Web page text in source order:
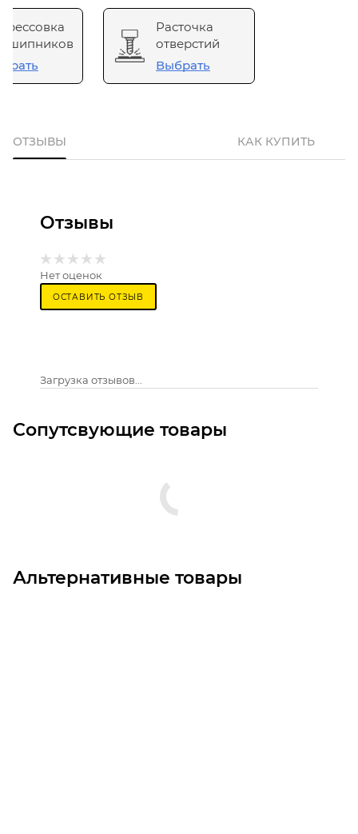
Расточка
отверстий
Выбрать
ОТЗЫВЫ КАК КУПИТЬ
Отзывы
Нет оценок
ОСТАВИТЬ ОТЗЫВ
Загрузка отзывов...
Сопутсвующие товары
Альтернативные товары